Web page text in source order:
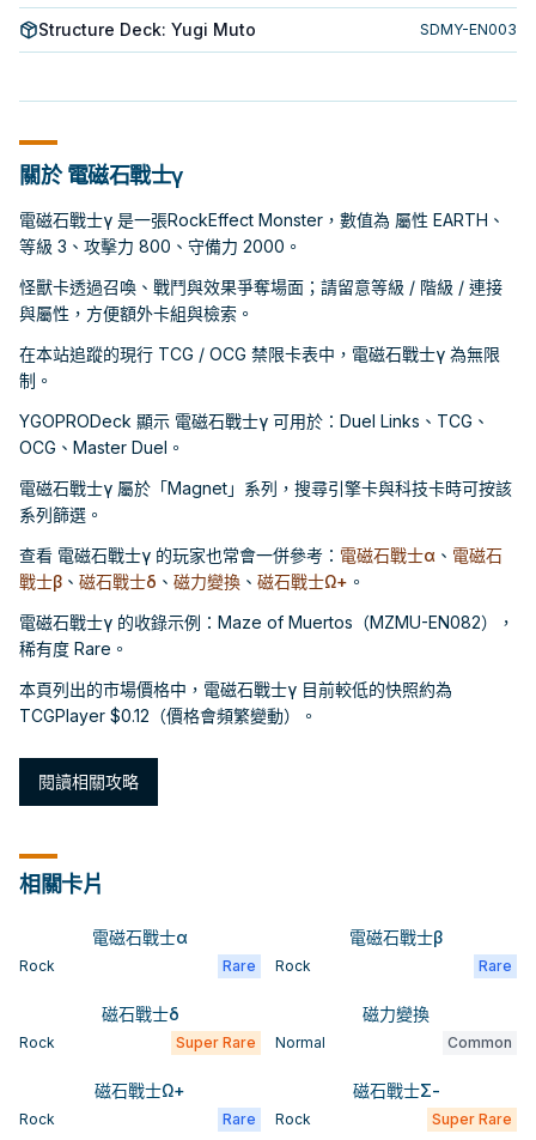
Structure Deck: Yugi Muto SDMY-EN003
關於 電磁石戰士γ
電磁石戰士γ 是一張RockEffect Monster，數值為 屬性 EARTH、
等級 3、攻擊力 800、守備力 2000。
怪獸卡透過召喚、戰鬥與效果爭奪場面；請留意等級 / 階級 / 連接
與屬性，方便額外卡組與檢索。
在本站追蹤的現行 TCG / OCG 禁限卡表中，電磁石戰士γ 為無限
制。
YGOPRODeck 顯示 電磁石戰士γ 可用於：Duel Links、TCG、
OCG、Master Duel。
電磁石戰士γ 屬於「Magnet」系列，搜尋引擎卡與科技卡時可按該
系列篩選。
查看 電磁石戰士γ 的玩家也常會一併參考： 電磁石戰士α 、 電磁石
戰士β 、 磁石戰士δ 、 磁力變換 、 磁石戰士Ω+ 。
電磁石戰士γ 的收錄示例：Maze of Muertos（MZMU-EN082），
稀有度 Rare。
本頁列出的市場價格中，電磁石戰士γ 目前較低的快照約為
TCGPlayer $0.12（價格會頻繁變動）。
閱讀相關攻略
相關卡片
電磁石戰士α
Rock Rare
電磁石戰士β
Rock Rare
磁石戰士δ
Rock Super Rare
磁力變換
Normal Common
磁石戰士Ω+
Rock Rare
磁石戰士Σ-
Rock Super Rare